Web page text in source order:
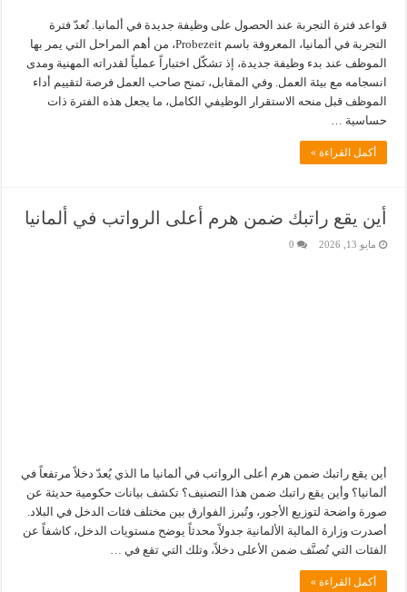
قواعد فترة التجربة عند الحصول على وظيفة جديدة في ألمانيا. تُعدّ فترة
التجربة في ألمانيا، المعروفة باسم Probezeit، من أهم المراحل التي يمر بها
الموظف عند بدء وظيفة جديدة، إذ تشكّل اختباراً عملياً لقدراته المهنية ومدى
انسجامه مع بيئة العمل. وفي المقابل، تمنح صاحب العمل فرصة لتقييم أداء
الموظف قبل منحه الاستقرار الوظيفي الكامل، ما يجعل هذه الفترة ذات
حساسية …
أكمل القراءة »
أين يقع راتبك ضمن هرم أعلى الرواتب في ألمانيا
مايو 13, 2026 0
أين يقع راتبك ضمن هرم أعلى الرواتب في ألمانيا ما الذي يُعدّ دخلاً مرتفعاً في
ألمانيا؟ وأين يقع راتبك ضمن هذا التصنيف؟ تكشف بيانات حكومية حديثة عن
صورة واضحة لتوزيع الأجور، وتُبرز الفوارق بين مختلف فئات الدخل في البلاد.
أصدرت وزارة المالية الألمانية جدولاً محدثاً يوضح مستويات الدخل، كاشفاً عن
الفئات التي تُصنَّف ضمن الأعلى دخلاً، وتلك التي تقع في …
أكمل القراءة »